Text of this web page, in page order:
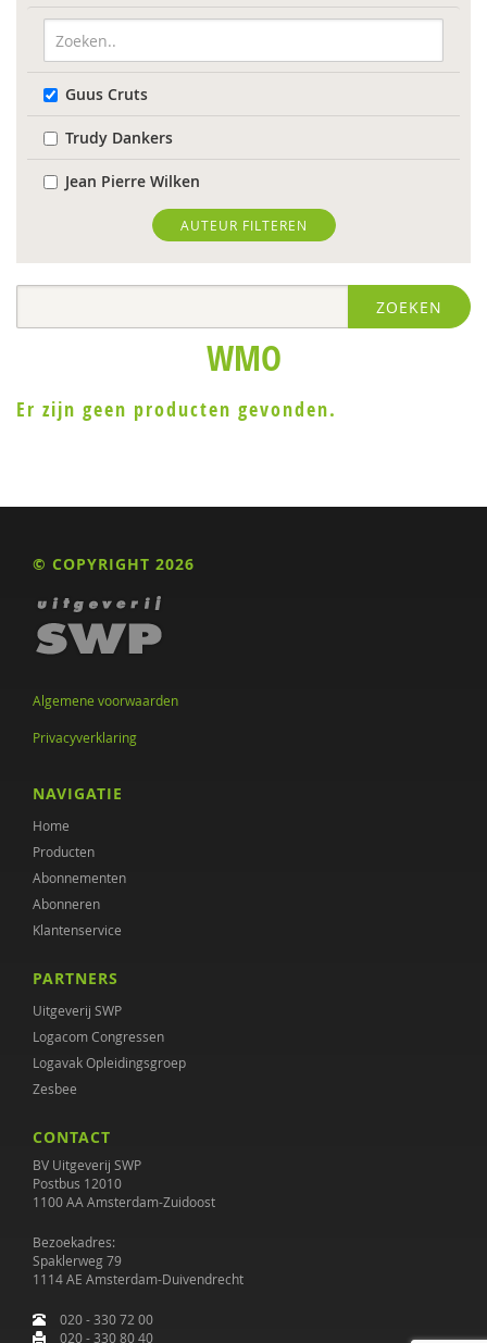
Guus Cruts
Trudy Dankers
Jean Pierre Wilken
AUTEUR FILTEREN
ZOEKEN
WMO
Er zijn geen producten gevonden.
© COPYRIGHT 2026
Algemene voorwaarden
Privacyverklaring
NAVIGATIE
Home
Producten
Abonnementen
Abonneren
Klantenservice
PARTNERS
Uitgeverij SWP
Logacom Congressen
Logavak Opleidingsgroep
Zesbee
CONTACT
BV Uitgeverij SWP
Postbus 12010
1100 AA Amsterdam-Zuidoost
Bezoekadres:
Spaklerweg 79
1114 AE Amsterdam-Duivendrecht
020 - 330 72 00
020 - 330 80 40